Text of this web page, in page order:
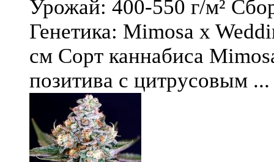
Урожай: 400-550 г/м²
Генетика: Mimosa x
см Сорт каннабиса
позитива с цитрусовым ...